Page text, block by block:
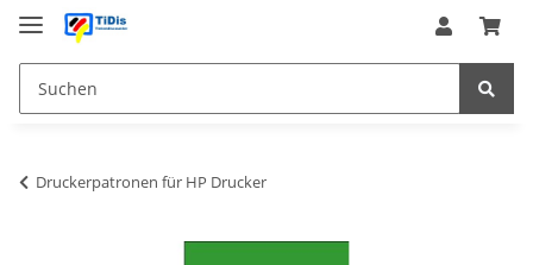
Druckerpatronen für HP Drucker